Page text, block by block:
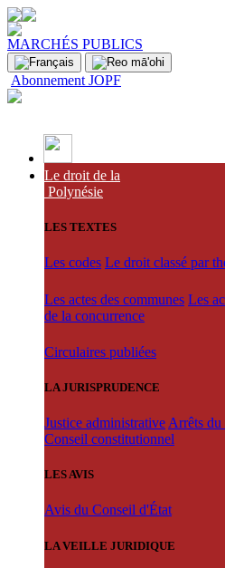
MARCHÉS PUBLICS
Abonnement JOPF
Le droit de la
Polynésie
LES TEXTES
Les codes Le droit classé par
Les actes des communes Les
de la concurrence
Circulaires publiées
LA JURISPRUDENCE
Justice administrative Arrêts du
Conseil constitutionnel
LES AVIS
Avis du Conseil d'État
LA VEILLE JURIDIQUE